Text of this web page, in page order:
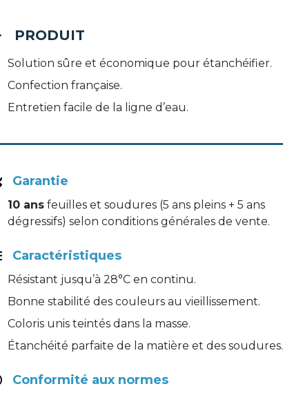
PRODUIT
Solution sûre et économique pour étanchéifier.
Confection française.
Entretien facile de la ligne d’eau.
Garantie
10 ans feuilles et soudures (5 ans pleins + 5 ans
dégressifs) selon conditions générales de vente.
Caractéristiques
Résistant jusqu’à 28°C en continu.
Bonne stabilité des couleurs au vieillissement.
Coloris unis teintés dans la masse.
Étanchéité parfaite de la matière et des soudures.
Conformité aux normes